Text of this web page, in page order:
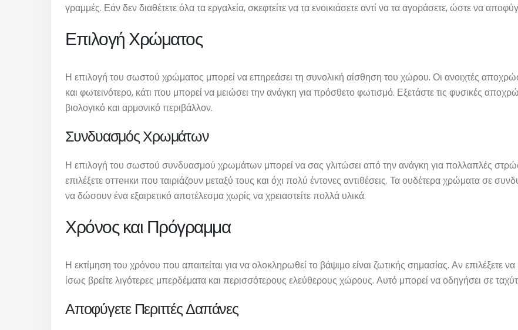
γραμμές. Εάν δεν διαθέτετε όλα τα εργαλεία, σκεφτείτε να τα ενοικιάσετε αντί να τα αγοράσετε, ώστε να
Επιλογή Χρώματος
Η επιλογή του σωστού χρώματος μπορεί να επηρεάσει τη συνολική αίσθηση του χώρου. Οι ανοιχτές
και φωτεινότερο, κάτι που μπορεί να μειώσει την ανάγκη για πρόσθετο φωτισμό. Εξετάστε τις φυσικές
βιολογικό και αρμονικό περιβάλλον.
Συνδυασμός Χρωμάτων
Η επιλογή του σωστού συνδυασμού χρωμάτων μπορεί να σας γλιτώσει από την ανάγκη για πολλαπλές
επιλέξετε оттенки που ταιριάζουν μεταξύ τους και όχι πολύ έντονες αντιθέσεις. Τα ουδέτερα χρώματα σε
να δώσουν ένα εξαιρετικό αποτέλεσμα χωρίς να χρειαστείτε πολλά υλικά.
Χρόνος και Πρόγραμμα
Η εκτίμηση του χρόνου που απαιτείται για να ολοκληρωθεί το βάψιμο είναι ζωτικής σημασίας. Αν επιλέξετε
ίσως βρείτε λιγότερες μπερδέματα και περισσότερους ελεύθερους χώρους. Αυτό μπορεί να οδηγήσει σε
Αποφύγετε Περιττές Δαπάνες